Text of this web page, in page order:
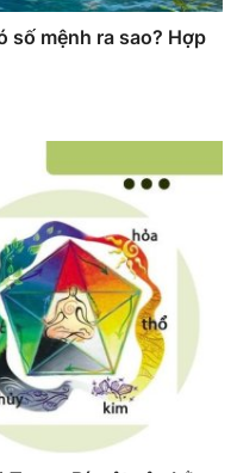
số mệnh ra sao? Hợp